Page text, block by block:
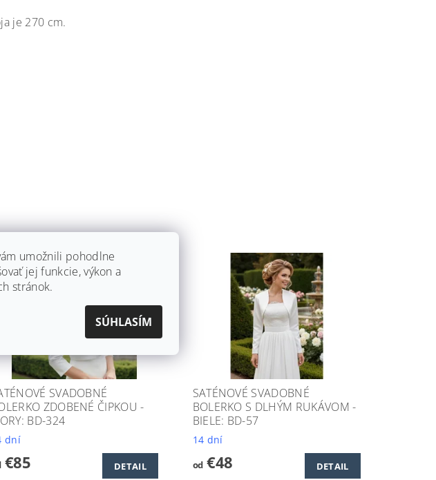
je 270 cm.
SVADOBNÉ
ZDOBENÉ ČIPKOU -
BD-324
dní
€85 DETAIL
SATÉNOVÉ SVADOBNÉ
BOLERKO S DLHÝM RUKÁVOM -
BIELE: BD-57
14 dní
od€48 DETAIL
umožnili pohodlne
jej funkcie, výkon a
stránok.
SÚHLASÍM